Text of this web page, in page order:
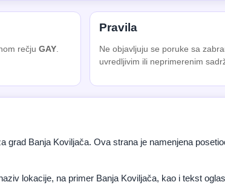
rečju GAY
Pravila
Ne objavljuju se poruke sa
uvredljivim ili neprimerenim
Banja Koviljača. Ova strana je namenjena
lokacije, na primer Banja Koviljača, kao i tekst